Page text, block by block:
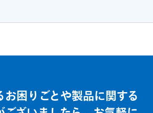
お困りごとや製品に関する